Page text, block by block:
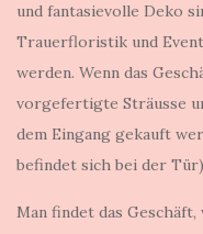
und fantasievolle Deko
Trauerfloristik und
werden. Wenn das
vorgefertigte Sträusse
dem Eingang gekauft
befindet sich bei der
Man findet das